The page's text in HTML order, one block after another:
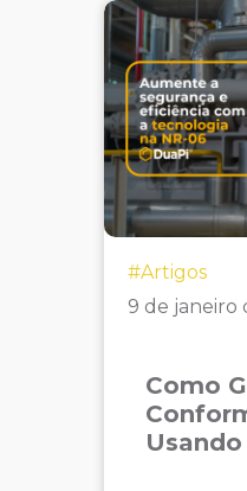
#Artigos
9 de janeiro
Como